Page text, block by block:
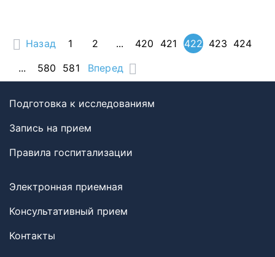
Назад 1 2 ... 420 421 422 423 424
...
580 581 Вперед
Подготовка к исследованиям
Запись на прием
Правила госпитализации
Электронная приемная
Консультативный прием
Контакты